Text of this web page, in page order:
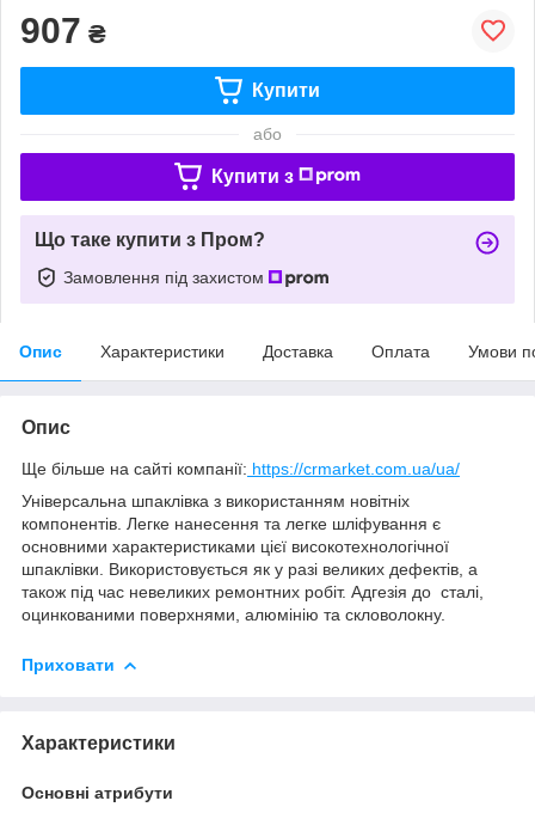
907 ₴
Купити
або
Купити з
Що таке купити з Пром?
Замовлення під захистом
Опис Характеристики Доставка Оплата Умови
Опис
Ще більше на сайті компанії: https://crmarket.com.ua/ua/
Універсальна шпаклівка з використанням новітніх
компонентів. Легке нанесення та легке шліфування є
основними характеристиками цієї високотехнологічної
шпаклівки. Використовується як у разі великих дефектів, а
також під час невеликих ремонтних робіт. Адгезія до сталі,
оцинкованими поверхнями, алюмінію та скловолокну.
Приховати
Характеристики
Основні атрибути